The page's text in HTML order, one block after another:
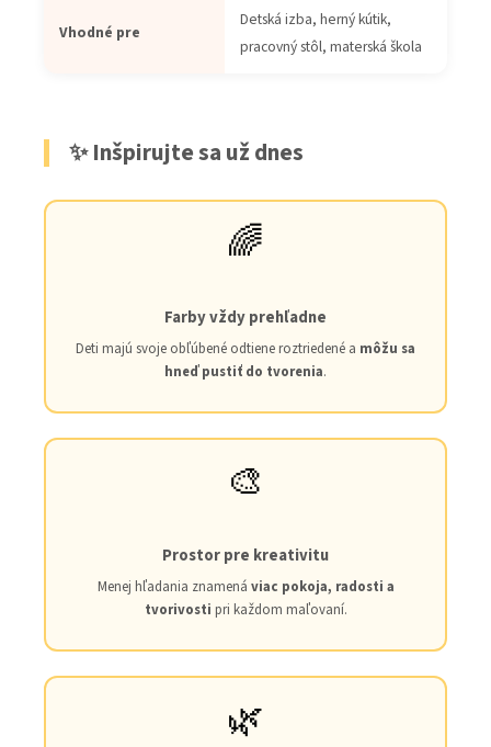
Vhodné pre
Detská izba, herný kútik,
pracovný stôl, materská škola
✨ Inšpirujte sa už dnes
🌈
Farby vždy prehľadne
Deti majú svoje obľúbené odtiene roztriedené a môžu sa
hneď pustiť do tvorenia.
🎨
Prostor pre kreativitu
Menej hľadania znamená viac pokoja, radosti a
tvorivosti pri každom maľovaní.
🌿